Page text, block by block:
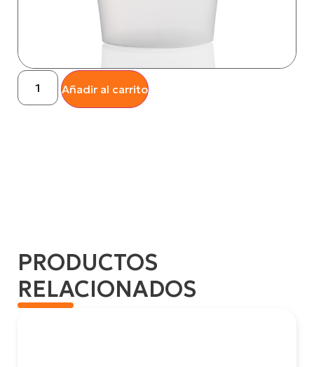
Añadir al carrito
PRODUCTOS
RELACIONADOS